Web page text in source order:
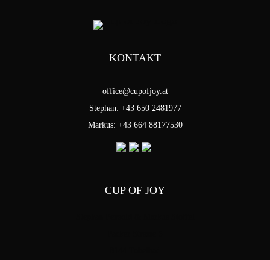
KONTAKT
office@cupofjoy.at
Stephan: +43 650 2481977
Markus: +43 664 88177530
CUP OF JOY